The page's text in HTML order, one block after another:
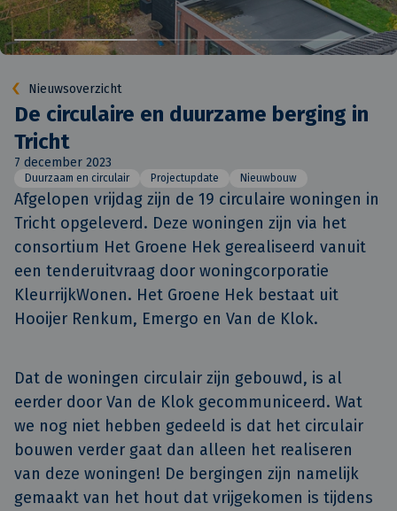
Nieuwsoverzicht
De circulaire en duurzame berging in
Tricht
7 december 2023
Duurzaam en circulair Projectupdate Nieuwbouw
Afgelopen vrijdag zijn de 19 circulaire woningen in
Tricht opgeleverd. Deze woningen zijn via het
consortium Het Groene Hek gerealiseerd vanuit
een tenderuitvraag door woningcorporatie
KleurrijkWonen. Het Groene Hek bestaat uit
Hooijer Renkum, Emergo en Van de Klok.
Dat de woningen circulair zijn gebouwd, is al
eerder door Van de Klok gecommuniceerd. Wat
we nog niet hebben gedeeld is dat het circulair
bouwen verder gaat dan alleen het realiseren
van deze woningen! De bergingen zijn namelijk
gemaakt van het hout dat vrijgekomen is tijdens